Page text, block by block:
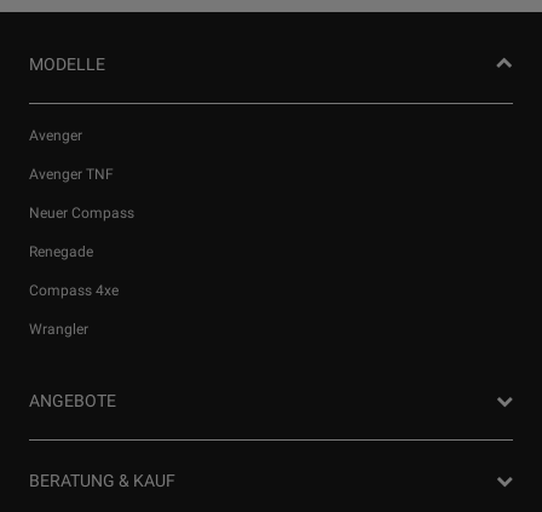
MODELLE
Avenger
Avenger TNF
Neuer Compass
Renegade
Compass 4xe
Wrangler
ANGEBOTE
Privatkunden Angebote
BERATUNG & KAUF